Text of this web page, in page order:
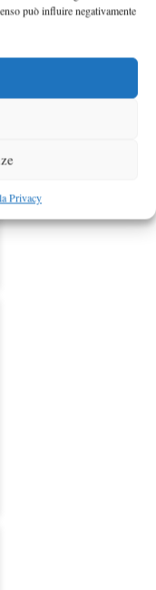
può influire negativamente
Privacy